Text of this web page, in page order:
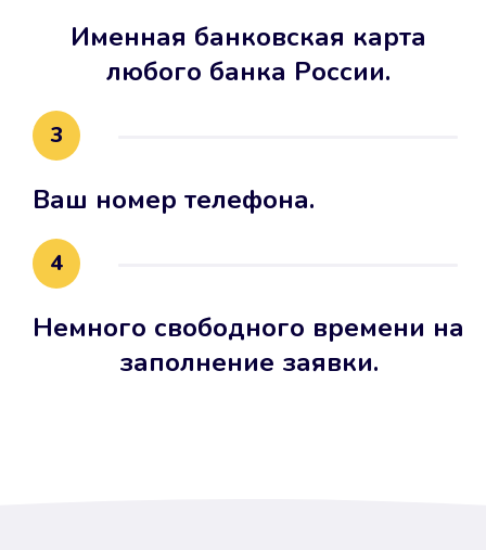
Именная банковская карта
любого банка России.
3
Ваш номер телефона.
4
Немного свободного времени на
заполнение заявки.